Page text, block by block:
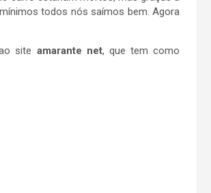
todos nós saímos bem. Agora
site amarante net, que tem como